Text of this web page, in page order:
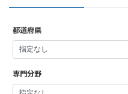
都道府県
専門分野